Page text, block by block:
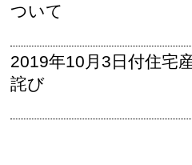
ついて
2019年10月3日付住宅
詫び